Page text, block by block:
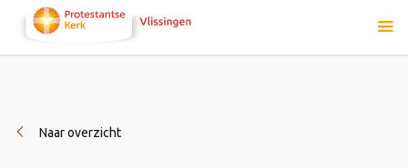
Naar overzicht